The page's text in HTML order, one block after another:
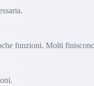
funzioni. Molti